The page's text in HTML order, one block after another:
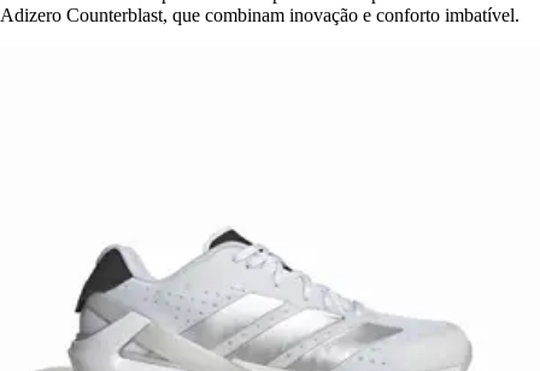
Adizero Counterblast, que combinam inovação e conforto imbatível.